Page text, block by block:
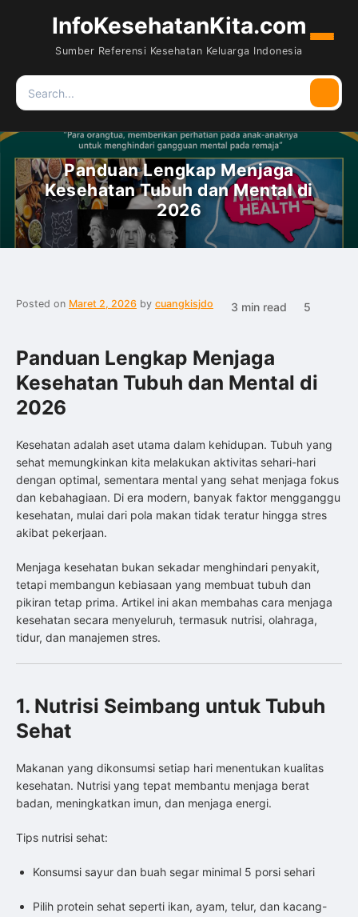
InfoKesehatanKita.com
Sumber Referensi Kesehatan Keluarga Indonesia
Menu
Search
for:
Panduan Lengkap Menjaga
Kesehatan Tubuh dan Mental di
2026
Posted on Maret 2, 2026 by cuangkisjdo 3 min read 5
Panduan Lengkap Menjaga
Kesehatan Tubuh dan Mental di
2026
Kesehatan adalah aset utama dalam kehidupan. Tubuh yang
sehat memungkinkan kita melakukan aktivitas sehari-hari
dengan optimal, sementara mental yang sehat menjaga fokus
dan kebahagiaan. Di era modern, banyak faktor mengganggu
kesehatan, mulai dari pola makan tidak teratur hingga stres
akibat pekerjaan.
Menjaga kesehatan bukan sekadar menghindari penyakit,
tetapi membangun kebiasaan yang membuat tubuh dan
pikiran tetap prima. Artikel ini akan membahas cara menjaga
kesehatan secara menyeluruh, termasuk nutrisi, olahraga,
tidur, dan manajemen stres.
1. Nutrisi Seimbang untuk Tubuh
Sehat
Makanan yang dikonsumsi setiap hari menentukan kualitas
kesehatan. Nutrisi yang tepat membantu menjaga berat
badan, meningkatkan imun, dan menjaga energi.
Tips nutrisi sehat:
Konsumsi sayur dan buah segar minimal 5 porsi sehari
Pilih protein sehat seperti ikan, ayam, telur, dan kacang-